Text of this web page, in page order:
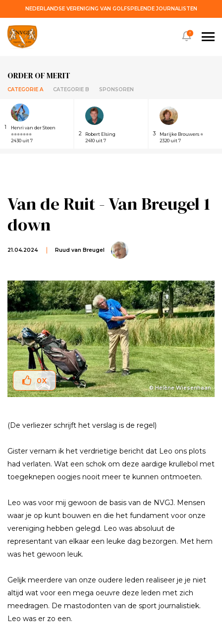
NEDERLANDSE VERENIGING VAN GOLFSPELENDE JOURNALISTEN
ORDER OF MERIT
CATEGORIE A CATEGORIE B SPONSOREN
1
Henri van der Steen
⭐⭐⭐⭐⭐⭐⭐
2430 uit 7
2
Robert Elsing
2410 uit 7
3
Marijke Brouwers ⭐
2320 uit 7
!
Van de Ruit - Van Breugel 1
down
21.04.2024 Ruud van Breugel
© Hélène Wiesenhaan
0X
(De verliezer schrijft het verslag is de regel)
Gister vernam ik het verdrietige bericht dat Leo ons plots
had verlaten. Wat een schok om deze aardige krullebol met
toegeknepen oogjes nooit meer te kunnen ontmoeten.
Leo was voor mij gewoon de basis van de NVGJ. Mensen
waar je op kunt bouwen en die het fundament voor onze
vereniging hebben gelegd. Leo was absoluut de
representant van elkaar een leuke dag bezorgen. Met hem
was het gewoon leuk.
Gelijk meerdere van onze oudere leden realiseer je je niet
altijd wat voor een mega oeuvre deze leden met zich
meedragen. De mastodonten van de sport journalistiek.
Leo was er zo een.